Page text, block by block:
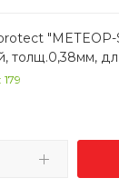
"МЕТЕОР-
толщ.0,38мм,